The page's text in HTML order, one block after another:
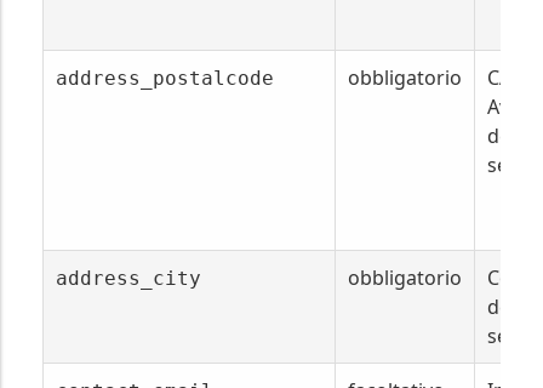
address_postalcode obbligatorio
CAP:
sede
address_city obbligatorio
sede